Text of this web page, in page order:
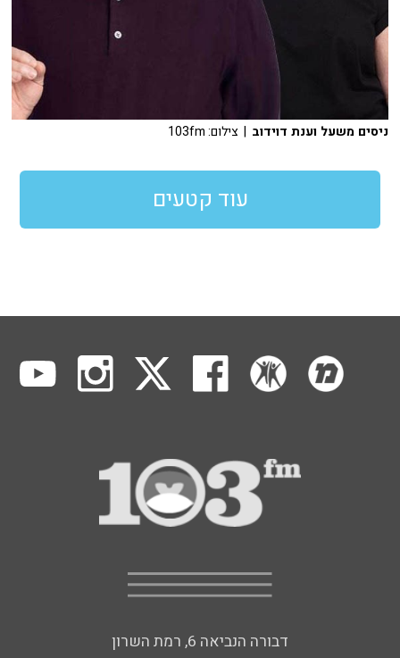
ניסים משעל וענת דוידוב | צילום: 103fm
עוד קטעים
דבורה הנביאה 6, רמת השרון